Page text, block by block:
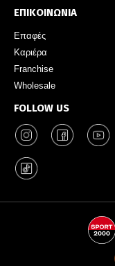
ΕΠΙΚΟΙΝΩΝΙΑ
Επαφές
Καριέρα
Franchise
Wholesale
FOLLOW US